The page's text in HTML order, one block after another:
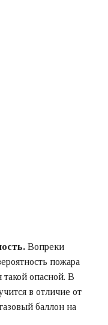
Вопреки
пожара
такой опасной. В
в отличие от
баллон на